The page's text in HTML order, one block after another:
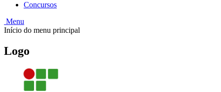
Concursos
Menu
Início do menu principal
Logo